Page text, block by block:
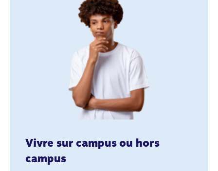
Vivre sur campus ou hors
campus